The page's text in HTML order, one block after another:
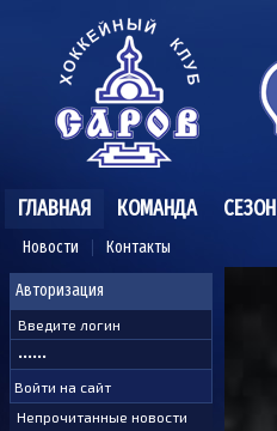
ГЛАВНАЯ
Новости Контакты
КОМАНДА СЕЗОН
Авторизация
Непрочитанные новости